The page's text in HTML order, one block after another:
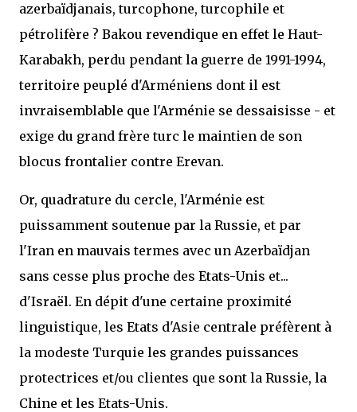
azerbaïdjanais, turcophone, turcophile et
pétrolifère ? Bakou revendique en effet le Haut-
Karabakh, perdu pendant la guerre de 1991-1994,
territoire peuplé d'Arméniens dont il est
invraisemblable que l'Arménie se dessaisisse - et
exige du grand frère turc le maintien de son
blocus frontalier contre Erevan.
Or, quadrature du cercle, l'Arménie est
puissamment soutenue par la Russie, et par
l'Iran en mauvais termes avec un Azerbaïdjan
sans cesse plus proche des Etats-Unis et...
d'Israël. En dépit d'une certaine proximité
linguistique, les Etats d'Asie centrale préfèrent à
la modeste Turquie les grandes puissances
protectrices et/ou clientes que sont la Russie, la
Chine et les Etats-Unis.